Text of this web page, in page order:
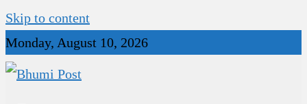
Skip to content
Monday, August 10, 2026